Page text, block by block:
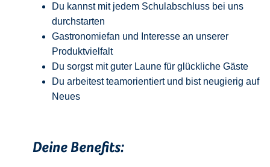
Du kannst mit jedem Schulabschluss bei uns
durchstarten
Gastronomiefan und
Interesse an unserer
Produktvielfalt
Du sorgst mit guter Laune für glückliche Gäste
Du arbeitest teamorientiert und bist neugierig auf
Neues
Deine Benefits: